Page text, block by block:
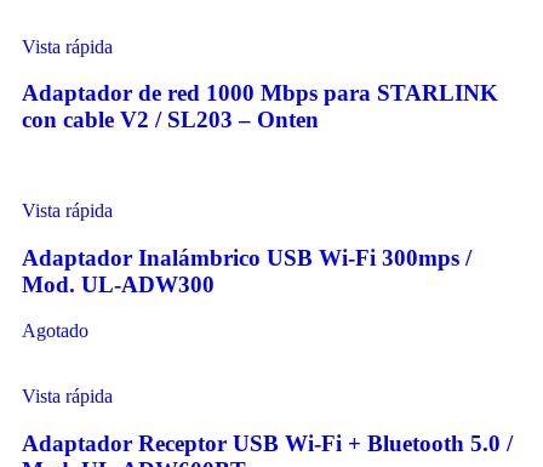
Vista rápida
Adaptador de red 1000 Mbps para STARLINK
con cable V2 / SL203 – Onten
Vista rápida
Adaptador Inalámbrico USB Wi-Fi 300mps /
Mod. UL-ADW300
Agotado
Vista rápida
Adaptador Receptor USB Wi-Fi + Bluetooth 5.0 /